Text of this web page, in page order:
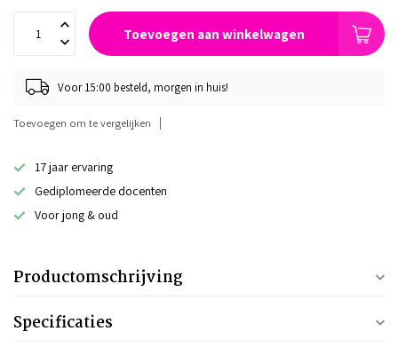
Toevoegen aan winkelwagen
Voor 15:00 besteld, morgen in huis!
Toevoegen om te vergelijken
17 jaar ervaring
Gediplomeerde docenten
Voor jong & oud
Productomschrijving
Specificaties